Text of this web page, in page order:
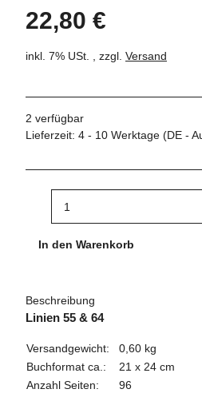
22,80 €
inkl. 7% USt. , zzgl. Versand
2 verfügbar
Lieferzeit: 4 - 10 Werktage (DE -
In den Warenkorb
Beschreibung
Linien 55 & 64
Versandgewicht:
0,60 kg
Buchformat ca.:
21 x 24 cm
Anzahl Seiten:
96